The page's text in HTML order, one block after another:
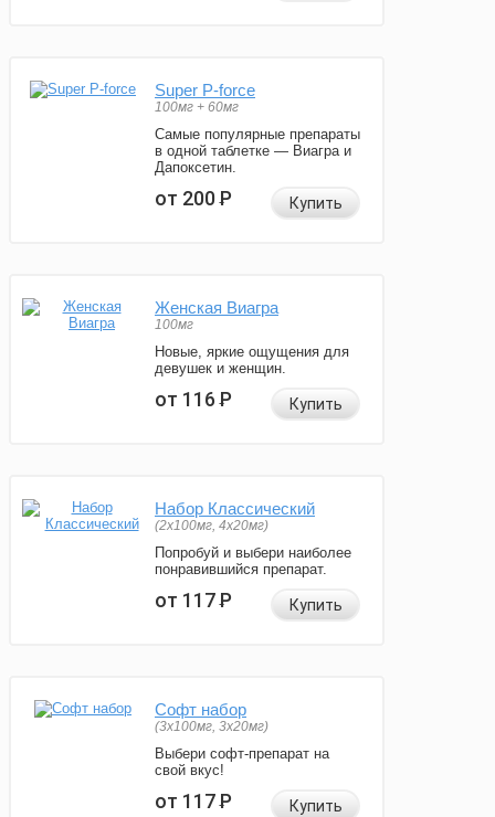
Super P-force
100мг + 60мг
Самые популярные препараты
в одной таблетке — Виагра и
Дапоксетин.
от 200Р Купить
Женская Виагра
100мг
Новые, яркие ощущения для
девушек и женщин.
от 116Р Купить
Набор Классический
(2x100мг, 4x20мг)
Попробуй и выбери наиболее
понравившийся препарат.
от 117Р Купить
Софт набор
(3x100мг, 3x20мг)
Выбери софт-препарат на
свой вкус!
от 117Р Купить